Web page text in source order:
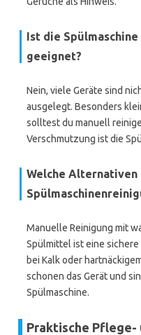
Ist die
geeignet?
Nein, viele Geräte sind
ausgelegt. Besonders
solltest du manuell
Verschmutzung ist die
Welche
Manuelle Reinigung mit
Spülmittel ist eine
bei Kalk oder
schonen das Gerät und
Spülmaschine.
Praktische